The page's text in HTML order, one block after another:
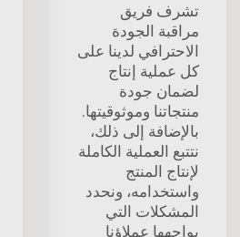
تشرف فريق
مراقبة الجودة
الاحترافي لدينا على
كل عملية إنتاج
لضمان جودة
منتجاتنا وموثوقيتها.
بالإضافة إلى ذلك،
نتتبع العملية الكاملة
لإنتاج المنتج
واستخدامه، ونحدد
المشكلات التي
يواجهها عملاؤنا